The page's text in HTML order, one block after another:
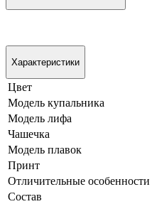
Характеристики
Цвет
Модель купальника
Модель лифа
Чашечка
Модель плавок
Принт
Отличительные особенности
Состав